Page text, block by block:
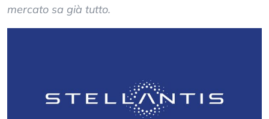
mercato sa già tutto.